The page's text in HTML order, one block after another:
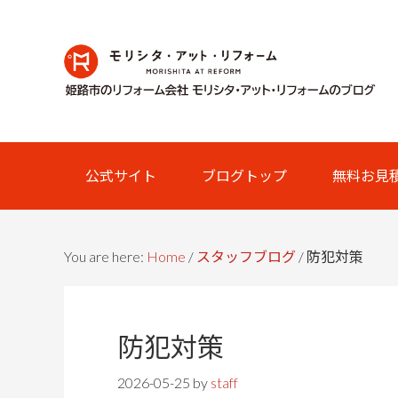
navigation
公式サイト ブログトップ 無料お見
You are here: Home / スタッフブログ / 防犯対策
防犯対策
2026-05-25 by staff